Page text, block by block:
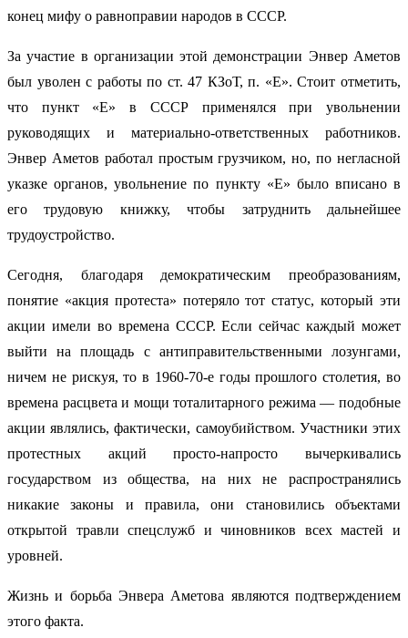
конец мифу о равноправии народов в СССР.
За участие в организации этой демонстрации Энвер Аметов
был уволен с работы по ст. 47 КЗоТ, п. «Е». Стоит отметить,
что пункт «Е» в СССР применялся при увольнении
руководящих и материально-ответственных работников.
Энвер Аметов работал простым грузчиком, но, по негласной
указке органов, увольнение по пункту «Е» было вписано в
его трудовую книжку, чтобы затруднить дальнейшее
трудоустройство.
Сегодня, благодаря демократическим преобразованиям,
понятие «акция протеста» потеряло тот статус, который эти
акции имели во времена СССР. Если сейчас каждый может
выйти на площадь с антиправительственными лозунгами,
ничем не рискуя, то в 1960-70-е годы прошлого столетия, во
времена расцвета и мощи тоталитарного режима — подобные
акции являлись, фактически, самоубийством. Участники этих
протестных акций просто-напросто вычеркивались
государством из общества, на них не распространялись
никакие законы и правила, они становились объектами
открытой травли спецслужб и чиновников всех мастей и
уровней.
Жизнь и борьба Энвера Аметова являются подтверждением
этого факта.